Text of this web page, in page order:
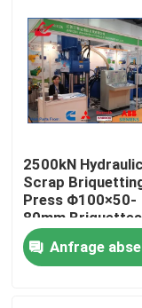
Zu Hause
Produkte
2500kN Hydraulic
Scrap
Press Φ100×50-
80mm
Metal Recycling
Anfrage